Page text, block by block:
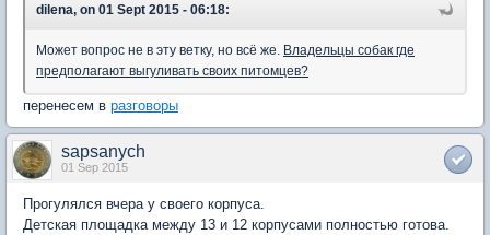
dilena, on 01 Sept 2015 - 06:18:
Может вопрос не в эту ветку, но всё же. Владельцы собак где
предполагают выгуливать своих питомцев?
перенесем в разговоры
sapsanych
01 Sep 2015
Прогулялся вчера у своего корпуса.
Детская площадка между 13 и 12 корпусами полностью готова.